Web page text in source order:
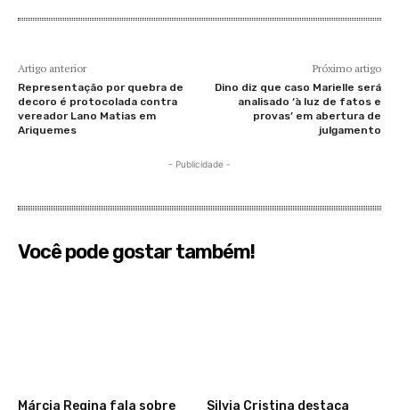
Artigo anterior
Representação por quebra de
decoro é protocolada contra
vereador Lano Matias em
Ariquemes
Próximo artigo
Dino diz que caso Marielle será
analisado ‘à luz de fatos e
provas’ em abertura de
julgamento
- Publicidade -
Você pode gostar também!
Márcia Regina fala sobre
Silvia Cristina destaca